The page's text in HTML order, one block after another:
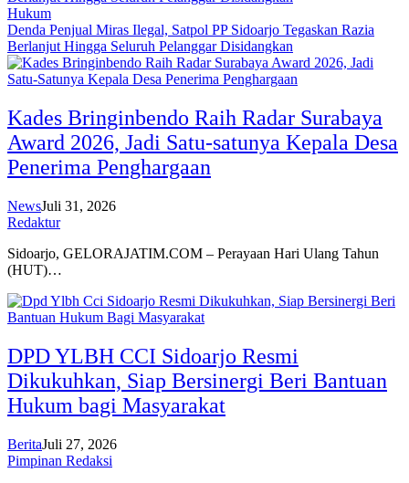
Hukum
Denda Penjual Miras Ilegal, Satpol PP Sidoarjo Tegaskan Razia
Berlanjut Hingga Seluruh Pelanggar Disidangkan
Kades Bringinbendo Raih Radar Surabaya
Award 2026, Jadi Satu-satunya Kepala Desa
Penerima Penghargaan
NewsJuli 31, 2026
Redaktur
Sidoarjo, GELORAJATIM.COM – Perayaan Hari Ulang Tahun
(HUT)…
DPD YLBH CCI Sidoarjo Resmi
Dikukuhkan, Siap Bersinergi Beri Bantuan
Hukum bagi Masyarakat
BeritaJuli 27, 2026
Pimpinan Redaksi